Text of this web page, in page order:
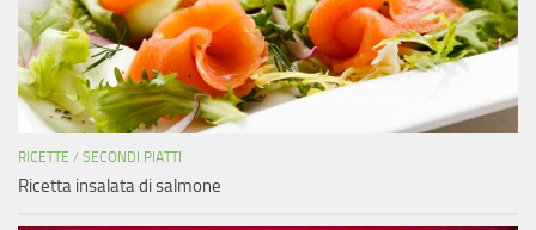
RICETTE / SECONDI PIATTI
Ricetta insalata di salmone